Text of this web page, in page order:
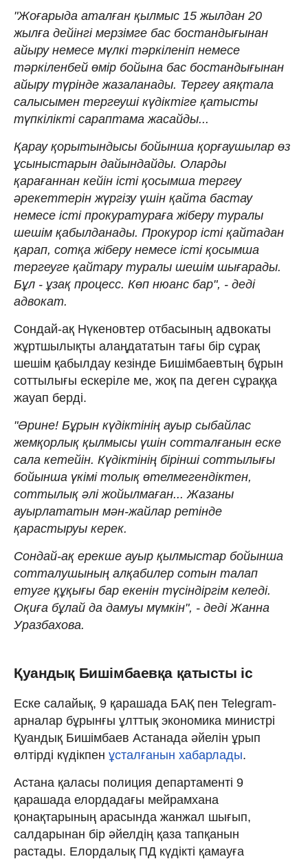
"Жоғарыда аталған қылмыс 15 жылдан 20
жылға дейінгі мерзімге бас бостандығынан
айыру немесе мүлкі тәркіленіп немесе
тәркіленбей өмір бойына бас бостандығынан
айыру түрінде жазаланады. Тергеу аяқтала
салысымен тергеуші күдіктіге қатысты
түпкілікті сараптама жасайды...
Қарау қорытындысы бойынша қорғаушылар өз
ұсыныстарын дайындайды. Оларды
қарағаннан кейін істі қосымша тергеу
әрекеттерін жүргізу үшін қайта бастау
немесе істі прокуратураға жіберу туралы
шешім қабылданады. Прокурор істі қайтадан
қарап, сотқа жіберу немесе істі қосымша
тергеуге қайтару туралы шешім шығарады.
Бұл - ұзақ процесс. Көп нюанс бар", - деді
адвокат.
Сондай-ақ Нүкеновтер отбасының адвокаты
жұртшылықты алаңдататын тағы бір сұрақ
шешім қабылдау кезінде Бишімбаевтың бұрын
соттылығы ескеріле ме, жоқ па деген сұраққа
жауап берді.
"Әрине! Бұрын күдіктінің ауыр сыбайлас
жемқорлық қылмысы үшін сотталғанын еске
сала кетейін. Күдіктінің бірінші соттылығы
бойынша үкімі толық өтелмегендіктен,
соттылық әлі жойылмаған... Жазаны
ауырлататын мән-жайлар ретінде
қарастыруы керек.
Сондай-ақ ерекше ауыр қылмыстар бойынша
сотталушының алқабилер сотын талап
етуге құқығы бар екенін түсіндіргім келеді.
Оқиға бұлай да дамуы мүмкін", - деді Жанна
Уразбахова.
Қуандық Бишімбаевқа қатысты іс
Еске салайық, 9 қарашада БАҚ пен Telegram-
арналар бұрынғы ұлттық экономика министрі
Қуандық Бишімбаев Астанада әйелін ұрып
өлтірді күдікпен ұсталғанын хабарлады.
Астана қаласы полиция департаменті 9
қарашада елордадағы мейрамхана
қонақтарының арасында жанжал шығып,
салдарынан бір әйелдің қаза тапқанын
растады. Елордалық ПД күдікті қамауға